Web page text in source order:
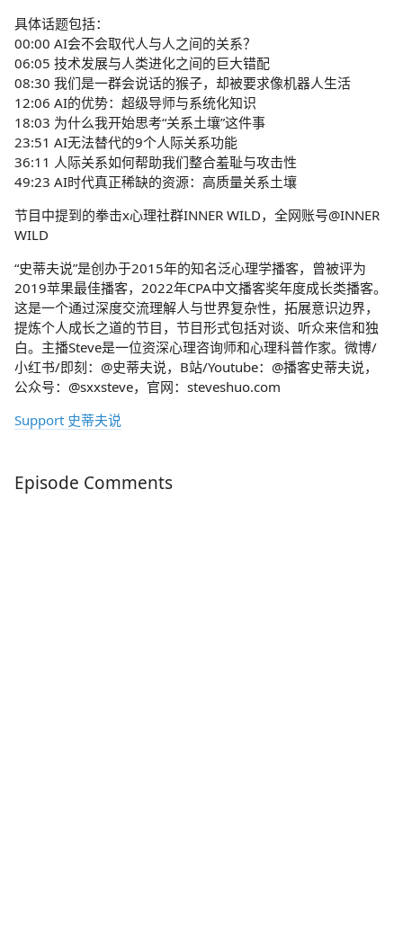
具体话题包括：
00:00 AI会不会取代人与人之间的关系？
06:05 技术发展与人类进化之间的巨大错配
08:30 我们是一群会说话的猴子，却被要求像机器人生活
12:06 AI的优势：超级导师与系统化知识
18:03 为什么我开始思考“关系土壤”这件事
23:51 AI无法替代的9个人际关系功能
36:11 人际关系如何帮助我们整合羞耻与攻击性
49:23 AI时代真正稀缺的资源：高质量关系土壤
节目中提到的拳击x心理社群INNER WILD，全网账号@INNER
WILD
“史蒂夫说”是创办于2015年的知名泛心理学播客，曾被评为
2019苹果最佳播客，2022年CPA中文播客奖年度成长类播客。
这是一个通过深度交流理解人与世界复杂性，拓展意识边界，
提炼个人成长之道的节目，节目形式包括对谈、听众来信和独
白。主播Steve是一位资深心理咨询师和心理科普作家。微博/
小红书/即刻：@史蒂夫说，B站/Youtube：@播客史蒂夫说，
公众号：@sxxsteve，官网：steveshuo.com
Support 史蒂夫说
Episode Comments